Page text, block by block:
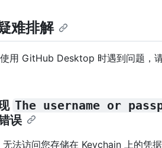
难排解
用 GitHub Desktop 时遇到问题，
The username or
误
法访问您存储在 Keychain 上的凭据